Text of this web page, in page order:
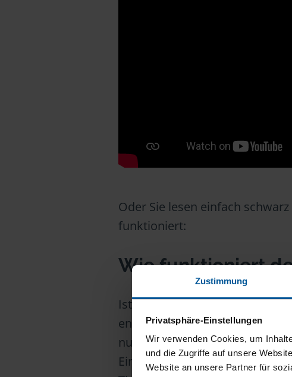
Zustimmung
Privatsphäre-Einstellungen
Wir verwenden Cookies, um
und die Zugriffe auf unsere
Website an unsere Partner für
Oder Sie lesen einfach
funktioniert:
Wie funktioniert
Ist die Summe Ihrer Einkünfte
entweder mit den Vorjahren
nur für Werbungskosten oder
Einnahmen stehen. Das klingt